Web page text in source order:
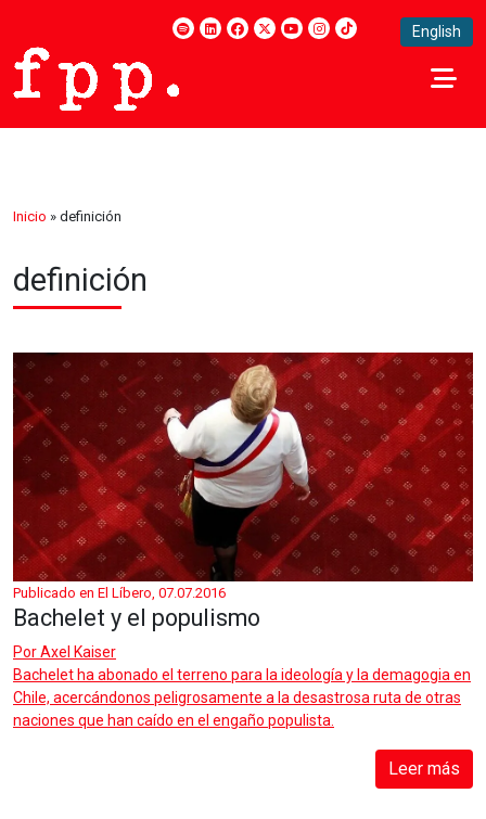
English
Inicio » definición
definición
Publicado en El Líbero, 07.07.2016
Bachelet y el populismo
PorAxel Kaiser
Bachelet ha abonado el terreno para la ideología y la demagogia en
Chile, acercándonos peligrosamente a la desastrosa ruta de otras
naciones que han caído en el engaño populista.
Leer más